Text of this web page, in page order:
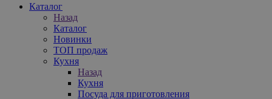
Каталог
Назад
Каталог
Новинки
ТОП продаж
Кухня
Назад
Кухня
Посуда для приготовления